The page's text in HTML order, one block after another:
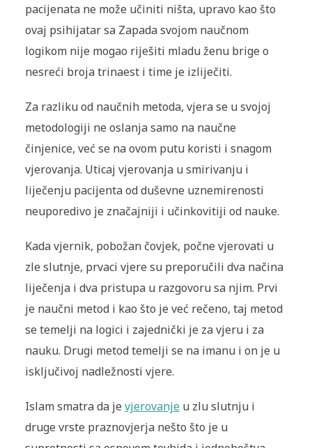
pacijenata ne može učiniti ništa, upravo kao što
ovaj psihijatar sa Zapada svojom naučnom
logikom nije mogao riješiti mladu ženu brige o
nesreći broja trinaest i time je izliječiti.
Za razliku od naučnih metoda, vjera se u svojoj
metodologiji ne oslanja samo na naučne
činjenice, već se na ovom putu koristi i snagom
vjerovanja. Uticaj vjerovanja u smirivanju i
liječenju pacijenta od duševne uznemirenosti
neuporedivo je značajniji i učinkovitiji od nauke.
Kada vjernik, pobožan čovjek, počne vjerovati u
zle slutnje, prvaci vjere su preporučili dva načina
liječenja i dva pristupa u razgovoru sa njim. Prvi
je naučni metod i kao što je već rečeno, taj metod
se temelji na logici i zajednički je za vjeru i za
nauku. Drugi metod temelji se na imanu i on je u
isključivoj nadležnosti vjere.
Islam smatra da je vjerovanjeu zlu slutnju i
druge vrste praznovjerja nešto što je u